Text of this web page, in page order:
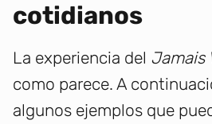
cotidianos
La experiencia del Jamais
como parece. A
algunos ejemplos que